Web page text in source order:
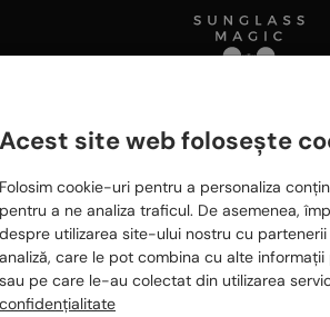
FIȚI
2-4 ZILE 2-4
Te rugăm să alegi din listă țara
România / RO
Polska / PL
Magyarország / HU
Acest site web folosește
Folosim cookie-uri pentru a personaliza
pentru a ne analiza traficul. De asemenea,
despre utilizarea site-ului nostru cu
analiză, care le pot combina cu alte
sau pe care le-au colectat din utilizarea
confidențialitate